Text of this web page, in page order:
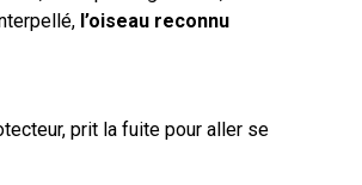
l’oiseau reconnu
prit la fuite pour aller se